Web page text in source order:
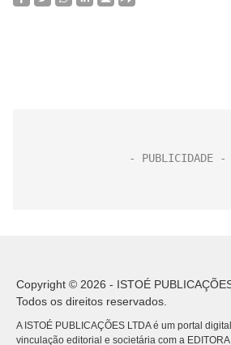
Copyright © 2026 - ISTOÉ
Todos os direitos reservados.
A ISTOÉ PUBLICAÇÕES LTDA é um portal
vinculação editorial e societária com a